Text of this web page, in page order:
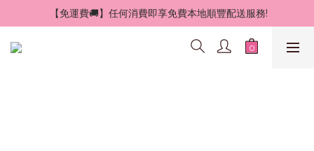
【免運費🚚】任何消費即享免費本地順豐配送服務!